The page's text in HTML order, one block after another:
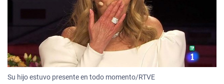
Su hijo estuvo presente en todo momento/RTVE